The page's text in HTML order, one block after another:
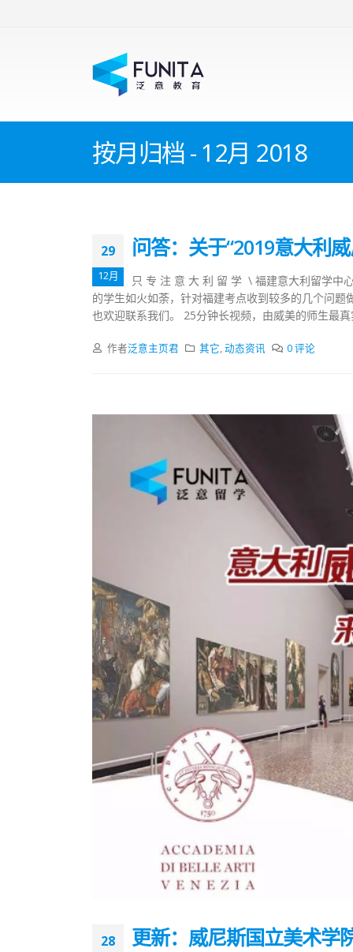
按月归档 - 12月 2018
29
12月
问答：关于“2019意大利
只 专 注 意 大 利 留 学 \ 福建意大利留学中
的学生如火如荼，针对福建考点收到较多的几个问
也欢迎联系我们。 25分钟长视频，由威美的师生
作者泛意主页君 其它,动态资讯 0 评论
28 更新：威尼斯国立美术学